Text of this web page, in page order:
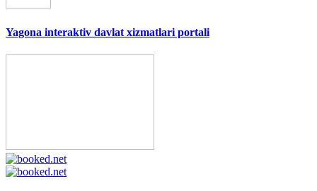
Yagona interaktiv davlat xizmatlari portali